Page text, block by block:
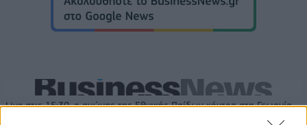
Live στις 15:30, ο αγώνας της Εθνικής Παίδων κόντρα στη Γεωργία